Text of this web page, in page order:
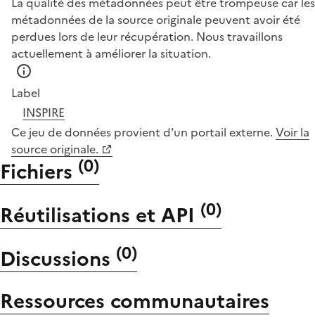
métadonnées de la source originale peuvent avoir été
perdues lors de leur récupération. Nous travaillons
actuellement à améliorer la situation.
Label
INSPIRE
Ce jeu de données provient d'un portail externe. Voir la
source originale.
Fichiers (0)
Réutilisations et API (0)
Discussions (0)
Ressources communautaires